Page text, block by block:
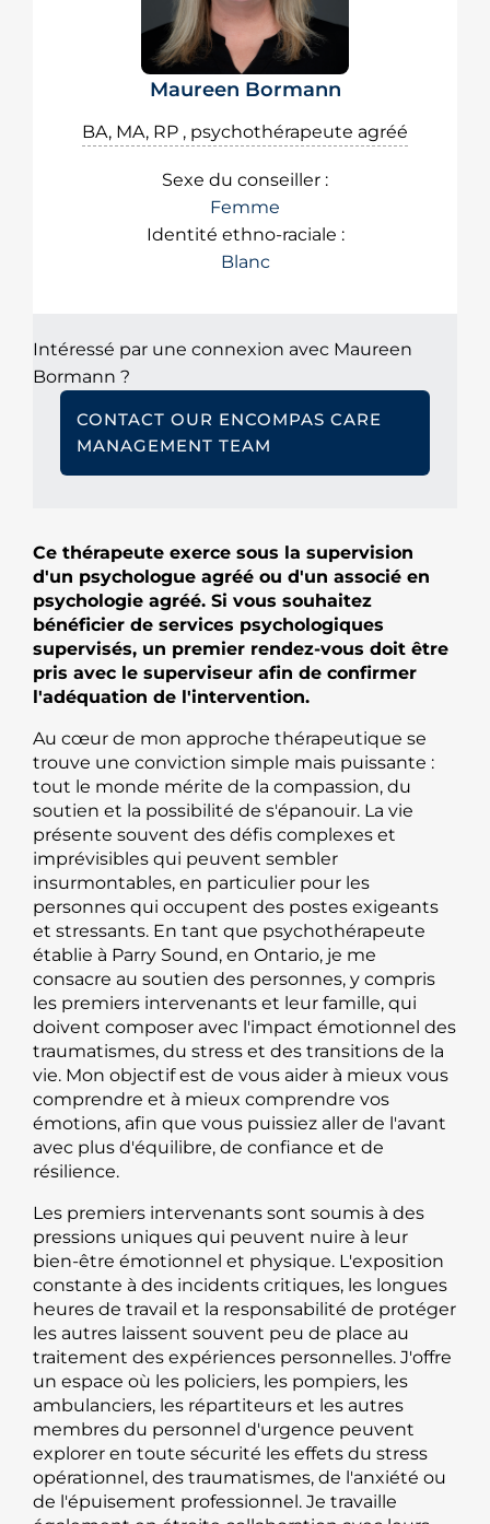
Maureen Bormann
BA, MA, RP , psychothérapeute agréé
Sexe du conseiller :
Femme
Identité ethno-raciale :
Blanc
Intéressé par une connexion avec Maureen
Bormann ?
CONTACT OUR ENCOMPAS CARE
MANAGEMENT TEAM
Ce thérapeute exerce sous la supervision
d'un psychologue agréé ou d'un associé en
psychologie agréé. Si vous souhaitez
bénéficier de services psychologiques
supervisés, un premier rendez-vous doit être
pris avec le superviseur afin de confirmer
l'adéquation de l'intervention.
Au cœur de mon approche thérapeutique se
trouve une conviction simple mais puissante :
tout le monde mérite de la compassion, du
soutien et la possibilité de s'épanouir. La vie
présente souvent des défis complexes et
imprévisibles qui peuvent sembler
insurmontables, en particulier pour les
personnes qui occupent des postes exigeants
et stressants. En tant que psychothérapeute
établie à Parry Sound, en Ontario, je me
consacre au soutien des personnes, y compris
les premiers intervenants et leur famille, qui
doivent composer avec l'impact émotionnel des
traumatismes, du stress et des transitions de la
vie. Mon objectif est de vous aider à mieux vous
comprendre et à mieux comprendre vos
émotions, afin que vous puissiez aller de l'avant
avec plus d'équilibre, de confiance et de
résilience.
Les premiers intervenants sont soumis à des
pressions uniques qui peuvent nuire à leur
bien-être émotionnel et physique. L'exposition
constante à des incidents critiques, les longues
heures de travail et la responsabilité de protéger
les autres laissent souvent peu de place au
traitement des expériences personnelles. J'offre
un espace où les policiers, les pompiers, les
ambulanciers, les répartiteurs et les autres
membres du personnel d'urgence peuvent
explorer en toute sécurité les effets du stress
opérationnel, des traumatismes, de l'anxiété ou
de l'épuisement professionnel. Je travaille